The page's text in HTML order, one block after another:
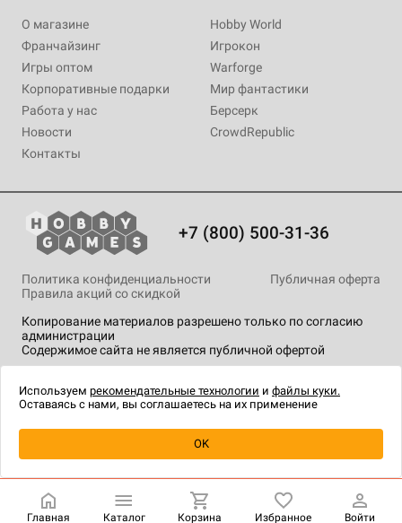
Уведомить о наличии
О магазине
Франчайзинг
Игры оптом
Корпоративные подарки
Работа у нас
Новости
Контакты
Hobby World
Игрокон
Warforge
Мир фантастики
Берсерк
CrowdRepublic
+7 (800) 500-31-36
Копирование материалов разрешено только по согласию
администрации
Содержимое сайта не является публичной офертой
Политика конфиденциальности
Публичная оферта
Правила акций со скидкой
технологии.
Главная Каталог Корзина Избранное Войти
Используем рекомендательные технологии и файлы куки.
Оставаясь с нами, вы соглашаетесь на их применение
OK